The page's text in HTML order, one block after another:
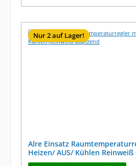
Nur 2 auf Lager!
Alre Einsatz
Heizen/ AUS/ Kühlen Reinweiß